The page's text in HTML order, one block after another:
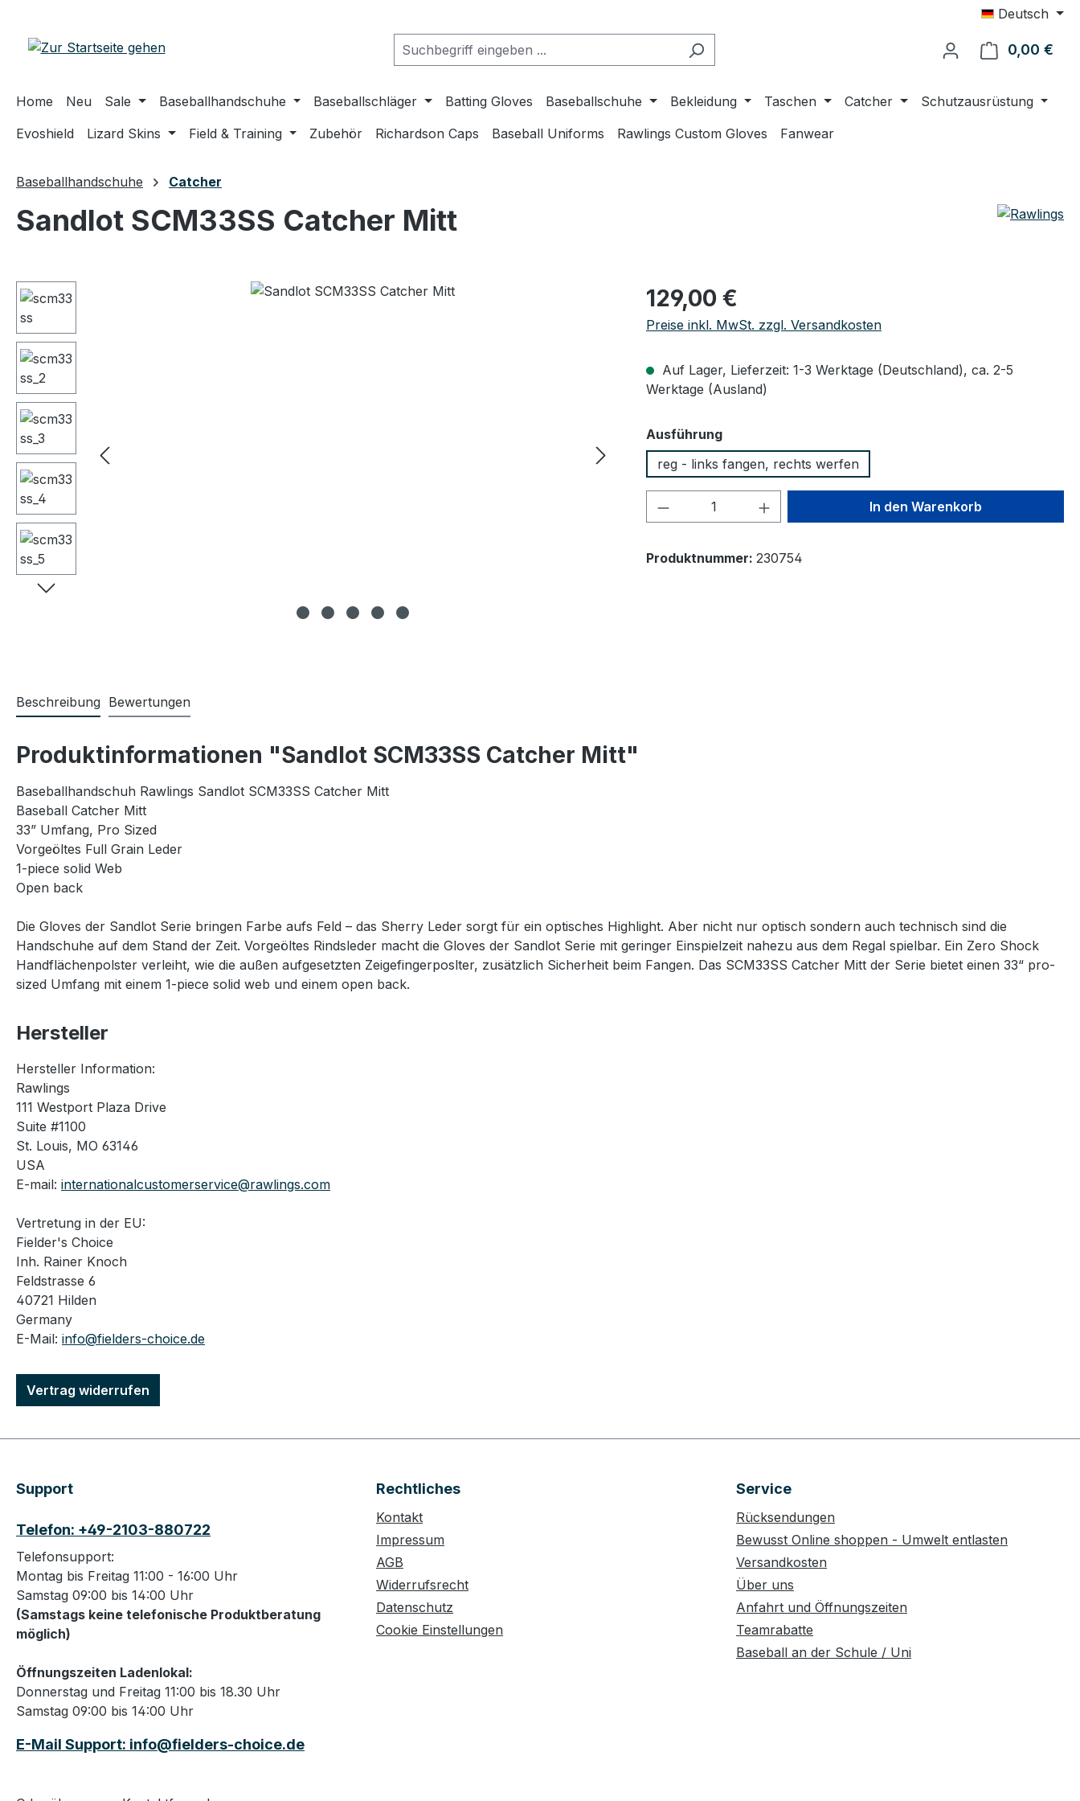
Deutsch
0,00 €
Home Neu Sale Baseballhandschuhe Baseballschläger Batting Gloves Baseballschuhe Bekleidung Taschen Catcher
Schutzausrüstung
Evoshield
Lizard Skins Field & Training Zubehör Richardson Caps Baseball Uniforms Rawlings Custom Gloves Fanwear
Baseballhandschuhe Catcher
Sandlot SCM33SS Catcher Mitt
Bildergalerie überspringen Regulärer Preis:
129,00 €
Preise inkl. MwSt. zzgl. Versandkosten
Auf Lager, Lieferzeit: 1-3 Werktage (Deutschland), ca. 2-5
Werktage (Ausland)
Ausführungauswählen
reg - links fangen, rechts werfen
Produkt Anzahl: Gib den gewünschten Wert
In den Warenkorb
Produktnummer: 230754
Beschreibung Bewertungen
Produktinformationen "Sandlot SCM33SS Catcher Mitt"
Baseballhandschuh Rawlings Sandlot SCM33SS Catcher Mitt
Baseball Catcher Mitt
33” Umfang, Pro Sized
Vorgeöltes Full Grain Leder
1-piece solid Web
Open back
Die Gloves der Sandlot Serie bringen Farbe aufs Feld – das Sherry Leder sorgt für ein optisches Highlight. Aber nicht nur optisch sondern auch technisch sind die
Handschuhe auf dem Stand der Zeit. Vorgeöltes Rindsleder macht die Gloves der Sandlot Serie mit geringer Einspielzeit nahezu aus dem Regal spielbar. Ein Zero Shock
Handflächenpolster verleiht, wie die außen aufgesetzten Zeigefingerposlter, zusätzlich Sicherheit beim Fangen. Das SCM33SS Catcher Mitt der Serie bietet einen 33“ pro-
sized Umfang mit einem 1-piece solid web und einem open back.
Hersteller
Hersteller Information:
Rawlings
111 Westport Plaza Drive
Suite #1100
St. Louis, MO 63146
USA
E-mail: internationalcustomerservice@rawlings.com
Vertretung in der EU:
Fielder's Choice
Inh. Rainer Knoch
Feldstrasse 6
40721 Hilden
Germany
E-Mail: info@fielders-choice.de
Vertrag widerrufen
Support
Telefon: +49-2103-880722
Telefonsupport:
Montag bis Freitag 11:00 - 16:00 Uhr
Samstag 09:00 bis 14:00 Uhr
(Samstags keine telefonische Produktberatung
möglich)
Öffnungszeiten Ladenlokal:
Donnerstag und Freitag 11:00 bis 18.30 Uhr
Samstag 09:00 bis 14:00 Uhr
E-Mail Support: info@fielders-choice.de
Rechtliches
Kontakt
Impressum
AGB
Widerrufsrecht
Datenschutz
Cookie Einstellungen
Service
Rücksendungen
Bewusst Online shoppen - Umwelt entlasten
Versandkosten
Über uns
Anfahrt und Öffnungszeiten
Teamrabatte
Baseball an der Schule / Uni